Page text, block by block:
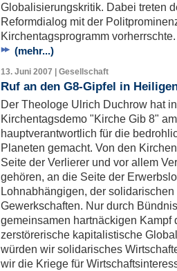
Globalisierungskritik. Dabei treten
Reformdialog mit der
Kirchentagsprogramm vorherrschte.
(mehr...)
13. Juni 2007 | Gesellschaft
Ruf an den G8-Gipfel in
Der Theologe Ulrich Duchrow hat
Kirchentagsdemo "Kirche Gib 8"
hauptverantwortlich für die
Planeten gemacht. Von den
Seite der Verlierer und vor allem
gehören, an die Seite der
Lohnabhängigen, der
Gewerkschaften. Nur durch
gemeinsamen hartnäckigen Kampf
zerstörerische kapitalistische
würden wir solidarisches
wir die Kriege für